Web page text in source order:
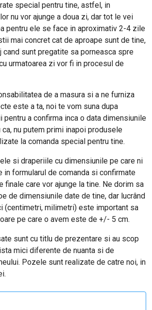
special pentru tine, astfel, in
nu vor ajunge a doua zi, dar tot le vei
pentru ele se face in aproximativ 2-4 zile
mai concret cat de aproape sunt de tine,
cand sunt pregatite sa porneasca spre
urmatoarea zi vor fi in procesul de
de a masura si a ne furniza
este a ta, noi te vom suna dupa
pentru a confirma inca o data dimensiunile
nu putem primi inapoi produsele
la comanda special pentru tine.
si draperiile cu dimensiunile pe care ni
in formularul de comanda si confirmate
finale care vor ajunge la tine. Ne dorim sa
de dimensiunile date de tine, dar lucrând
(centimetri, milimetri) este important sa
pe care o avem este de +/- 5 cm.
sunt cu titlu de prezentare si au scop
mici diferente de nuanta si de
Pozele sunt realizate de catre noi, in